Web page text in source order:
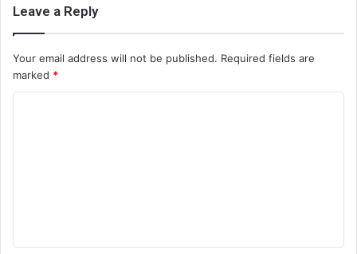
Leave a Reply
Your email address will not be published. Required fields are
marked *
t